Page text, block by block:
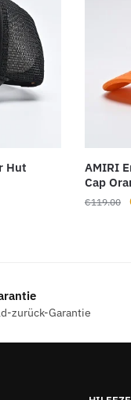
Hut
AMIRI
Cap
€119.00
zurück-Garantie